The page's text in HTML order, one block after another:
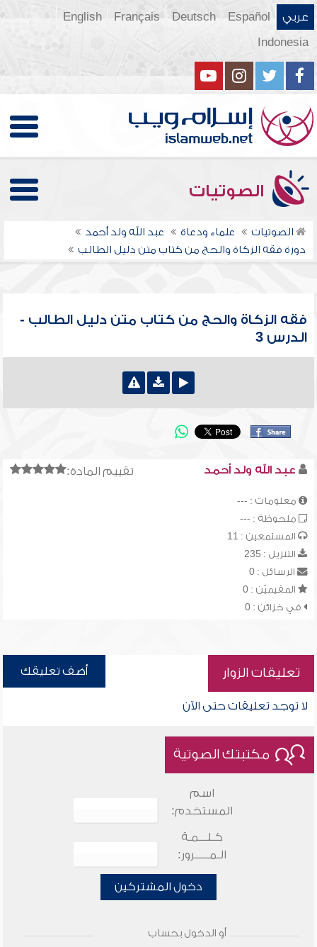
عربي Español
Deutsch
Français
English
Indonesia
الصوتيات
الصوتيات علماء ودعاة
عبد الله ولد أحمد
دورة فقه الزكاة والحج من كتاب متن دليل الطالب
فقه الزكاة والحج من كتاب متن دليل الطالب -
الدرس 3
تقييم المادة: عبد الله ولد أحمد
معلومات : ---
ملحوظة : ---
المستمعين : 11
التنزيل : 235
الرسائل : 0
المقيميّن : 0
في خزائن : 0
تعليقات الزوار أضف تعليقك
لا توجد تعليقات حتى الآن
مكتبتك الصوتية
اسم
المستخدم:
كـلـــمـة
الـمـــــرور:
دخول المشتركين
أو الدخول بحساب